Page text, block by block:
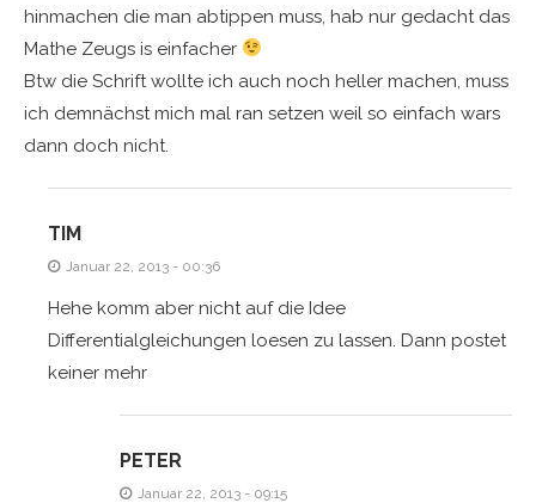
hinmachen die man abtippen muss, hab nur gedacht das
Mathe Zeugs is einfacher
Btw die Schrift wollte ich auch noch heller machen, muss
ich demnächst mich mal ran setzen weil so einfach wars
dann doch nicht.
TIM
Januar 22, 2013 - 00:36
Hehe komm aber nicht auf die Idee
Differentialgleichungen loesen zu lassen. Dann postet
keiner mehr
PETER
Januar 22, 2013 - 09:15